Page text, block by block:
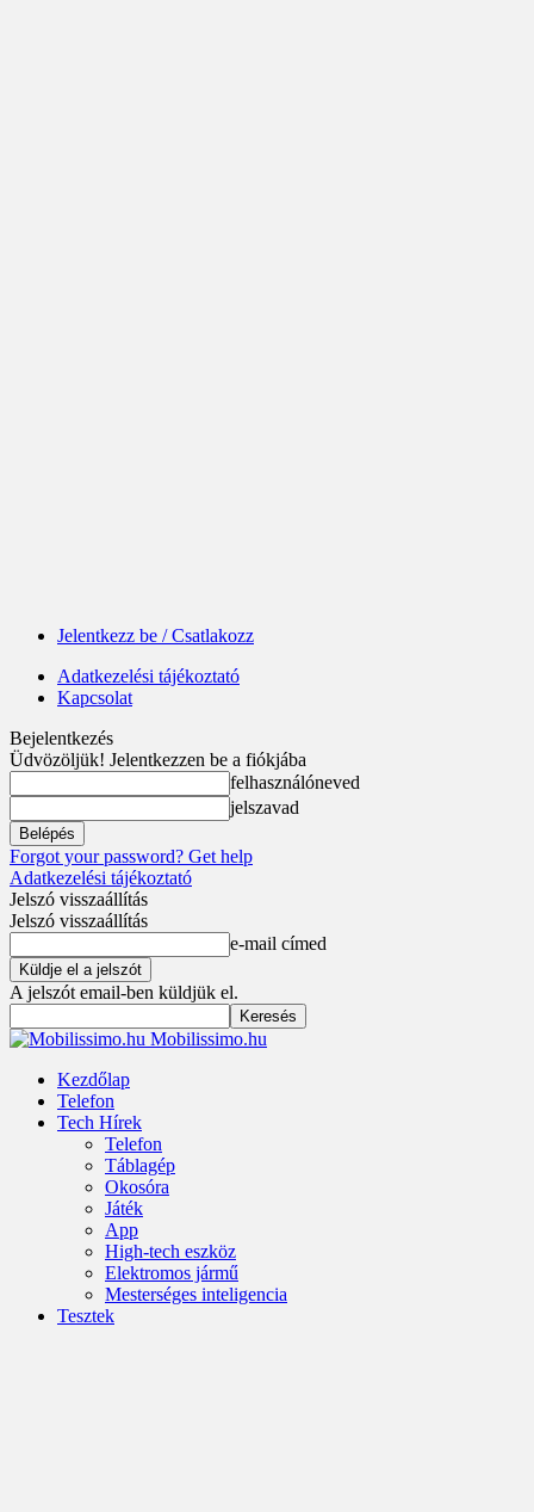
Jelentkezz be / Csatlakozz
Adatkezelési tájékoztató
Kapcsolat
Bejelentkezés
Üdvözöljük! Jelentkezzen be a fiókjába
felhasználóneved
jelszavad
Forgot your password? Get help
Adatkezelési tájékoztató
Jelszó visszaállítás
Jelszó visszaállítás
e-mail címed
A jelszót email-ben küldjük el.
Mobilissimo.hu
Kezdőlap
Telefon
Tech Hírek
Telefon
Táblagép
Okosóra
Játék
App
High-tech eszköz
Elektromos jármű
Mesterséges inteligencia
Tesztek